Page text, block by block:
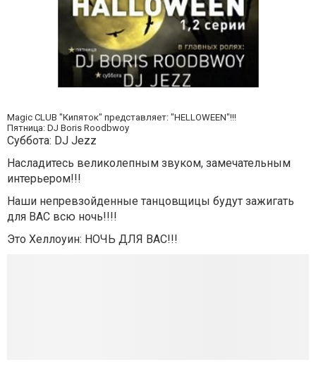
Magic CLUB "Кипяток" представляет: "HELLOWEEN"!!!
Пятница: DJ Boris Roodbwoy
Суббота: DJ Jezz
Насладитесь великолепным звуком, замечательным
интерьером!!!
Наши непревзойденные танцовщицы будут зажигать
для ВАС всю ночь!!!!
Это Хеллоуин: НОЧЬ ДЛЯ ВАС!!!